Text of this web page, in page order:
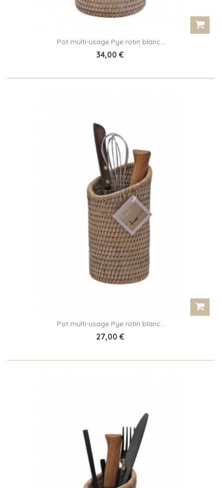
Pot multi-usage Pye rotin blanc...
34,00 €
Pot multi-usage Pye rotin blanc...
27,00 €